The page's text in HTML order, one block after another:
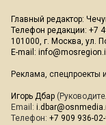
Главный редактор:
Телефон редакции: +7
101000, г. Москва, ул.
E-mail:
Реклама, спецпроекты
Игорь Дбар
Email:
Телефон: +7 909 936-